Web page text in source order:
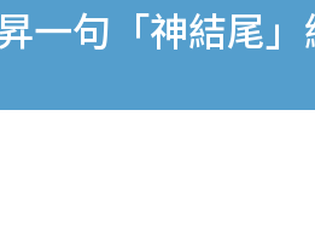
一句「神結尾